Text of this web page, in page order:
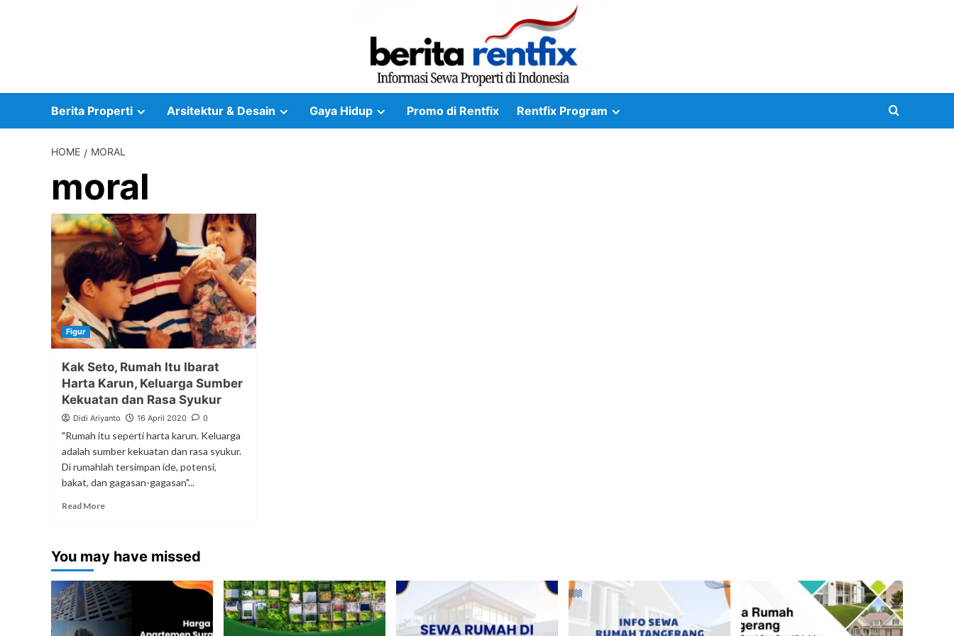
Berita Properti Arsitektur & Desain Gaya Hidup Promo di Rentfix Rentfix Program
HOME MORAL
moral
Figur
Kak Seto, Rumah Itu Ibarat
Harta Karun, Keluarga Sumber
Kekuatan dan Rasa Syukur
Didi Ariyanto 16 April 2020 0
"Rumah itu seperti harta karun. Keluarga
adalah sumber kekuatan dan rasa syukur.
Di rumahlah tersimpan ide, potensi,
bakat, dan gagasan-gagasan"...
Read More
You may have missed